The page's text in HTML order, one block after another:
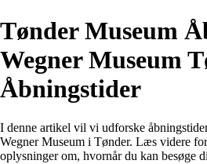
Tønder Museum
Wegner Museum
Åbningstider
I denne artikel vil vi udforske
Wegner Museum i Tønder. Læs videre
oplysninger om, hvornår du kan besøge